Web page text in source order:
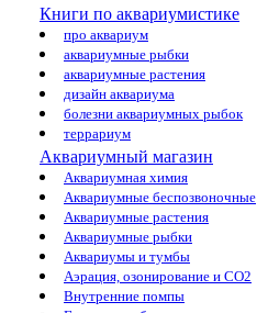
Книги по аквариумистике
про аквариум
аквариумные рыбки
аквариумные растения
дизайн аквариума
болезни аквариумных рыбок
террариум
Аквариумный магазин
Аквариумная химия
Аквариумные беспозвоночные
Аквариумные растения
Аквариумные рыбки
Аквариумы и тумбы
Аэрация, озонирование и CO2
Внутренние помпы